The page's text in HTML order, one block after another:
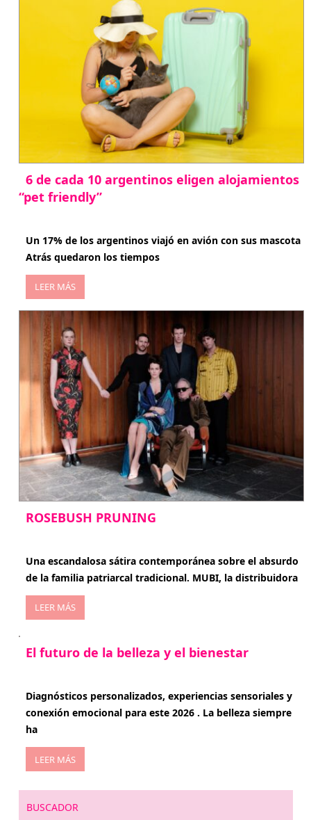
6 de cada 10 argentinos eligen alojamientos
“pet friendly”
Un 17% de los argentinos viajó en avión con sus mascota
Atrás quedaron los tiempos
LEER MÁS
ROSEBUSH PRUNING
Una escandalosa sátira contemporánea sobre el absurdo
de la familia patriarcal tradicional. MUBI, la distribuidora
LEER MÁS
El futuro de la belleza y el bienestar
Diagnósticos personalizados, experiencias sensoriales y
conexión emocional para este 2026 . La belleza siempre
ha
LEER MÁS
BUSCADOR